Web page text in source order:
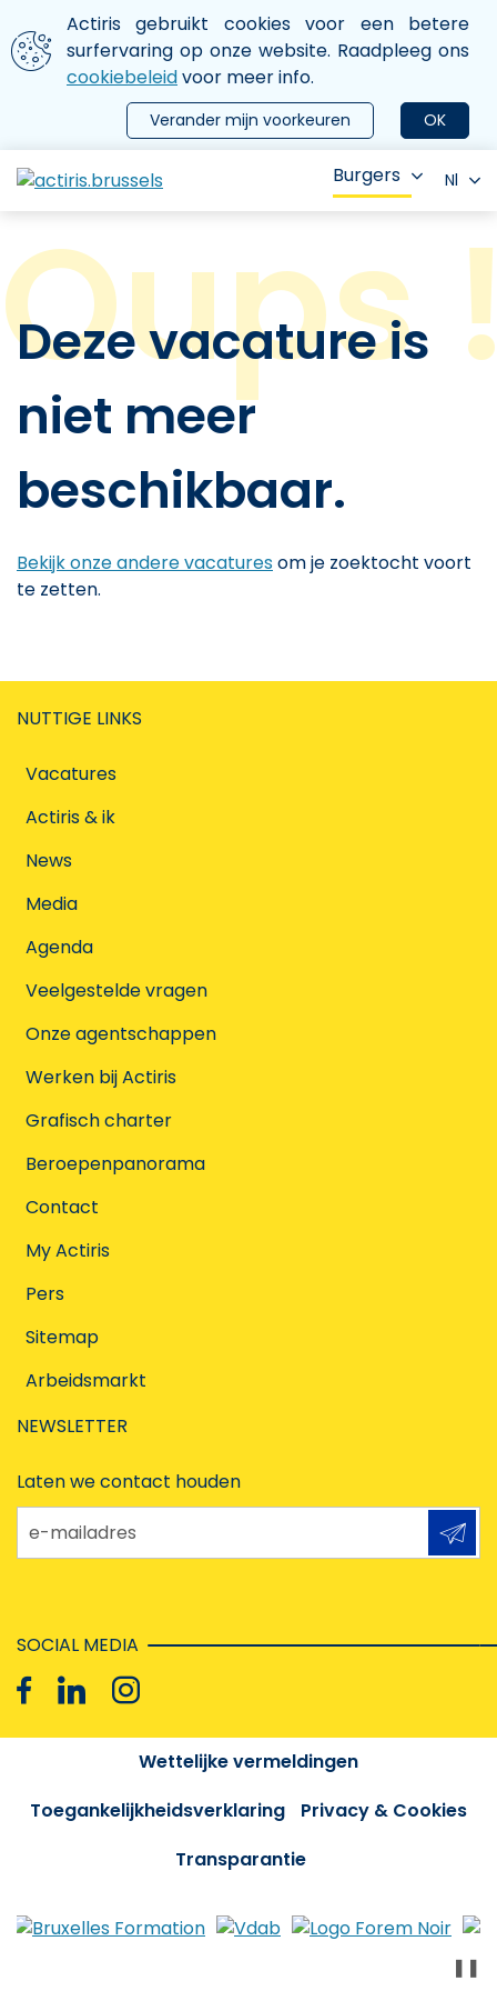
Aller au contenu principal
We gebruiken cookies
Actiris gebruikt cookies voor een betere
surfervaring op onze website. Raadpleeg ons
cookiebeleidvoor meer info.
OK
Verander mijn voorkeuren
le menu
Burgers Nl
Deze vacature is
niet meer
beschikbaar.
Bekijk onze andere vacaturesom je zoektocht voort
te zetten.
NUTTIGE LINKS
Vacatures
Actiris & ik
News
Media
Agenda
Veelgestelde vragen
Onze agentschappen
Werken bij Actiris
Grafisch charter
Beroepenpanorama
Contact
My Actiris
Pers
Sitemap
Arbeidsmarkt
NEWSLETTER
Laten we contact houden
e-mailadres
SOCIAL MEDIA
Wettelijke vermeldingen
Toegankelijkheidsverklaring
Privacy & Cookies
Transparantie
❚❚